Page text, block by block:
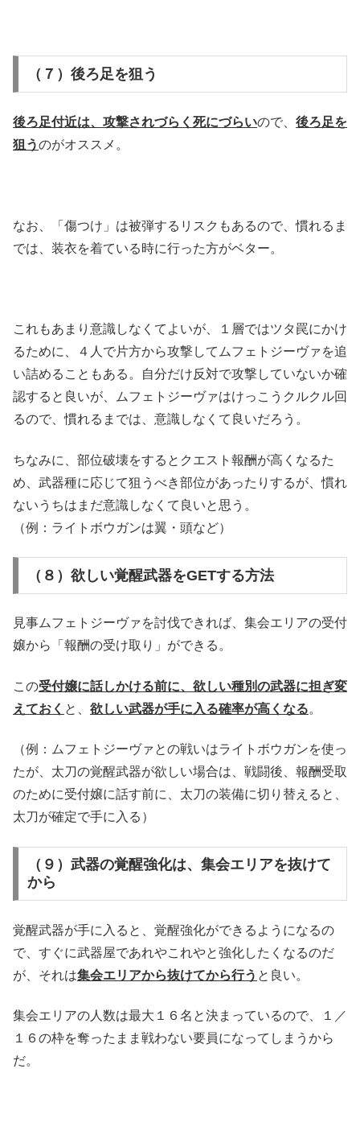
（７）後ろ足を狙う
後ろ足付近は、攻撃されづらく死にづらいので、 後ろ足を
狙うのがオススメ。
なお、「傷つけ」は被弾するリスクもあるので、慣れるま
では、装衣を着ている時に行った方がベター。
これもあまり意識しなくてよいが、１層ではツタ罠にかけ
るために、４人で片方から攻撃してムフェトジーヴァを追
い詰めることもある。自分だけ反対で攻撃していないか確
認すると良いが、ムフェトジーヴァはけっこうクルクル回
るので、慣れるまでは、意識しなくて良いだろう。
ちなみに、部位破壊をするとクエスト報酬が高くなるた
め、武器種に応じて狙うべき部位があったりするが、慣れ
ないうちはまだ意識しなくて良いと思う。
（例：ライトボウガンは翼・頭など）
（８）欲しい覚醒武器をGETする方法
見事ムフェトジーヴァを討伐できれば、集会エリアの受付
嬢から「報酬の受け取り」ができる。
この受付嬢に話しかける前に、欲しい種別の武器に担ぎ変
えておく と、 欲しい武器が手に入る確率が高くなる。
（例：ムフェトジーヴァとの戦いはライトボウガンを使っ
たが、太刀の覚醒武器が欲しい場合は、戦闘後、報酬受取
のために受付嬢に話す前に、太刀の装備に切り替えると、
太刀が確定で手に入る）
（９）武器の覚醒強化は、集会エリアを抜けて
から
覚醒武器が手に入ると、覚醒強化ができるようになるの
で、すぐに武器屋であれやこれやと強化したくなるのだ
が、それは集会エリアから抜けてから行う と良い。
集会エリアの人数は最大１６名と決まっているので、１／
１６の枠を奪ったまま戦わない要員になってしまうから
だ。